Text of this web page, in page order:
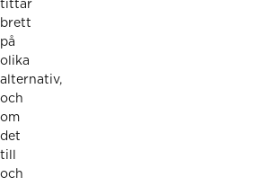
tittar
brett
på
olika
alternativ,
och
om
det
till
och